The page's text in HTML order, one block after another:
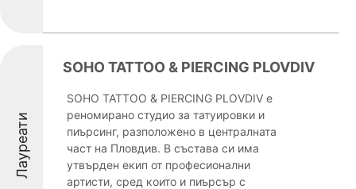
Лауреати
SOHO TATTOO & PIERCING PLOVDIV
SOHO TATTOO & PIERCING PLOVDIV е
реномирано студио за татуировки и
пиърсинг, разположено в централната
част на Пловдив. В състава си има
утвърден екип от професионални
артисти, сред които и пиърсър с